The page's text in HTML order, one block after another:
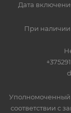
Дата
При
Уполномоченный
соответствии с